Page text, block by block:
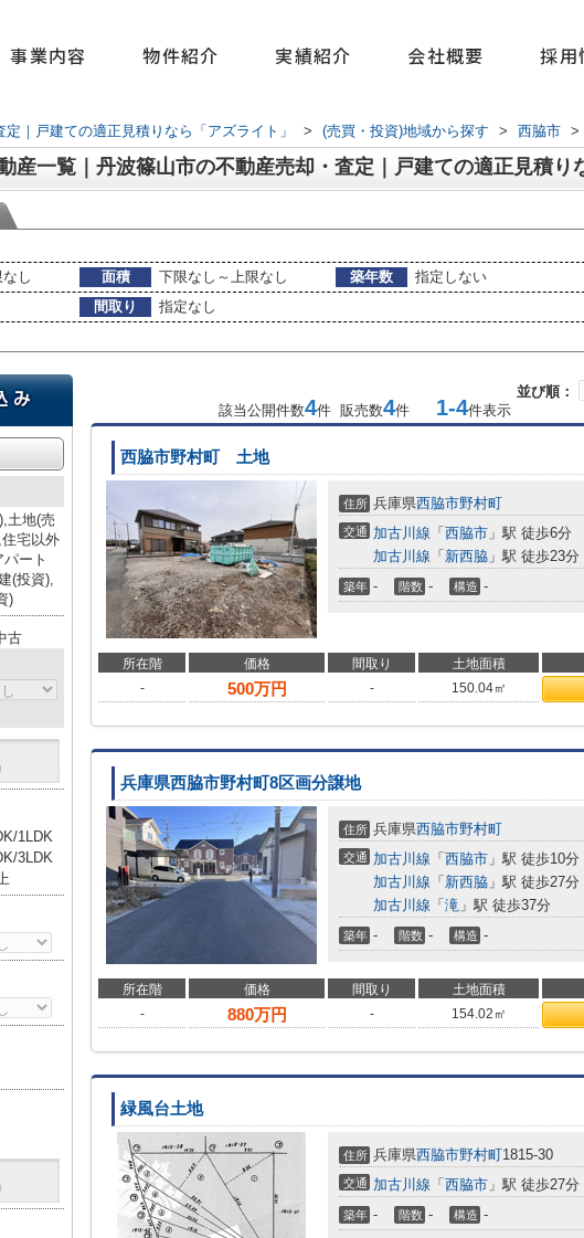
事業内容 物件紹介 実績紹介 会社概要 採用
｜戸建ての適正見積りなら「アズライト」 > (売買・投資)地域から探す > 西脇市 >
産一覧｜丹波篠山市の不動産売却・査定｜戸建ての適正見積り
し 面積 下限なし～上限なし 築年数
指定しない
間取り
指定なし
並び順：
該当公開件数4件 販売数4件 1-4件表示
西脇市野村町 土地
住所 兵庫県西脇市野村町
交通 加古川線 「 西脇市 」駅 徒歩6分
加古川線 「 新西脇 」駅 徒歩23分
築年 - 階数 - 構造 -
所在階 価格 間取り 土地面積
-
500万円 - 150.04㎡
兵庫県西脇市野村町8区画分譲地
住所 兵庫県西脇市野村町
交通 加古川線 「 西脇市 」駅 徒歩10分
加古川線 「 新西脇 」駅 徒歩27分
加古川線 「 滝 」駅 徒歩37分
築年 - 階数 - 構造 -
所在階 価格 間取り 土地面積
-
880万円 - 154.02㎡
緑風台土地
住所 兵庫県西脇市野村町1815-30
交通 加古川線 「 西脇市 」駅 徒歩27分
築年 - 階数 - 構造 -
土地(売
宅以外
ート
(投資),
)
古
1LDK
3LDK